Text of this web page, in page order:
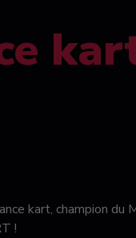
kart, champion du
!